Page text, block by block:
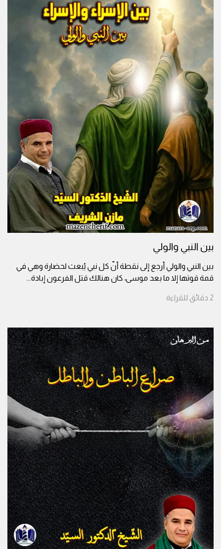
بين النبي والولي
بين النبي والولي أرجع إلى نقطة أنّ كل نبي يُبعث لحضارة وهي في
قمة قوتها إلا ما بعد موسى، كان هنالك قتل الفرعون إبادة...
2 دقائق للقراءة